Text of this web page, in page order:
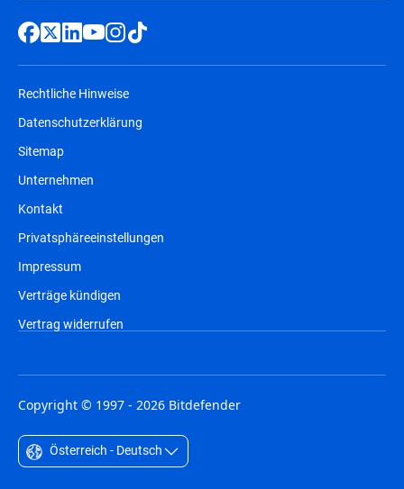
Rechtliche Hinweise
Datenschutzerklärung
Sitemap
Unternehmen
Kontakt
Privatsphäreeinstellungen
Impressum
Verträge kündigen
Vertrag widerrufen
Copyright © 1997 - 2026 Bitdefender
Österreich - Deutsch